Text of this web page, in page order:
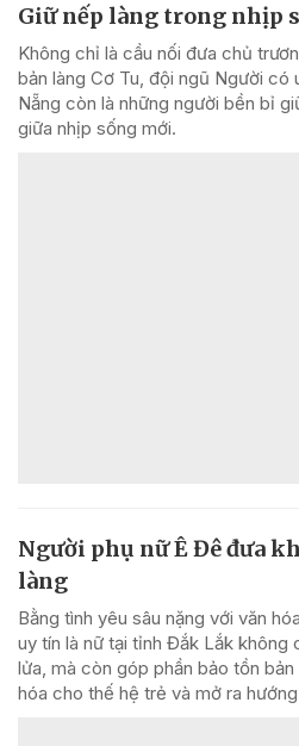
Giữ nếp làng trong nhịp
Không chỉ là cầu nối đưa chủ
bản làng Cơ Tu, đội ngũ Người có
Nẵng còn là những người bền bỉ
giữa nhịp sống mới.
Người phụ nữ Ê Đê đưa
làng
Bằng tình yêu sâu nặng với văn
uy tín là nữ tại tỉnh Đắk Lắk không
lửa, mà còn góp phần bảo tồn
hóa cho thế hệ trẻ và mở ra